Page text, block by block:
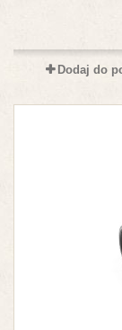
Dodaj do